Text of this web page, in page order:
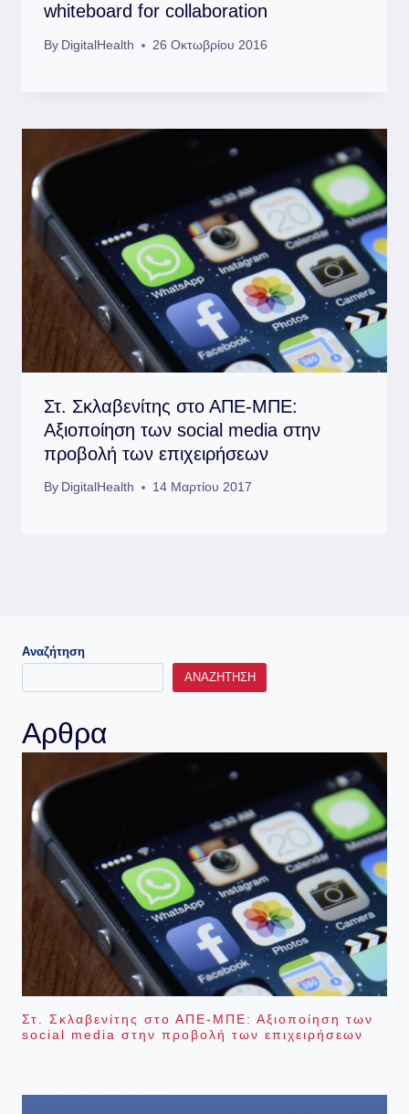
whiteboard for collaboration
By DigitalHealth 26 Οκτωβρίου 2016
Στ. Σκλαβενίτης στο ΑΠΕ-ΜΠΕ:
Αξιοποίηση των social media στην
προβολή των επιχειρήσεων
By DigitalHealth 14 Μαρτίου 2017
Αναζήτηση
ΑΝΑΖΉΤΗΣΗ
Αρθρα
Στ. Σκλαβενίτης στο ΑΠΕ-ΜΠΕ: Αξιοποίηση των
social media στην προβολή των επιχειρήσεων